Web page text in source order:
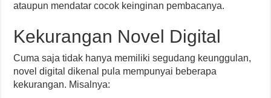
ataupun mendatar cocok keinginan pembacanya.
Kekurangan Novel Digital
Cuma saja tidak hanya memiliki segudang keunggulan,
novel digital dikenal pula mempunyai beberapa
kekurangan. Misalnya: